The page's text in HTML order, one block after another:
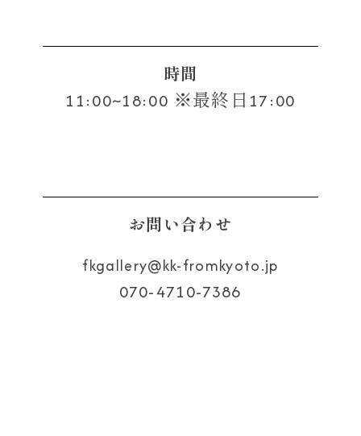
時間
11:00~18:00 ※最終日17:00
お問い合わせ
fkgallery
kk-fromkyoto.jp
070-4710-7386